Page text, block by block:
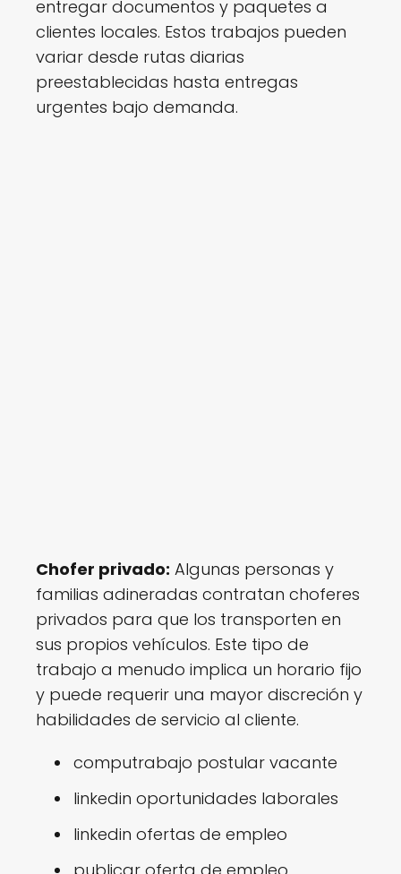
entregar documentos y paquetes a
clientes locales. Estos trabajos pueden
variar desde rutas diarias
preestablecidas hasta entregas
urgentes bajo demanda.
Chofer privado: Algunas personas y
familias adineradas contratan choferes
privados para que los transporten en
sus propios vehículos. Este tipo de
trabajo a menudo implica un horario fijo
y puede requerir una mayor discreción y
habilidades de servicio al cliente.
computrabajo postular vacante
linkedin oportunidades laborales
linkedin ofertas de empleo